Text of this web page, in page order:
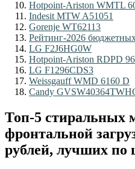
Hotpoint-Ariston WMTL
Indesit MTW A51051
Gorenje WT62113
Рейтинг-2026
LG F2J6HG0W
Hotpoint-Ariston RDPD
LG F1296CDS3
Weissgauff WMD 6160 D
Candy
Топ-5 стиральных
фронтальной
рублей, лучших по